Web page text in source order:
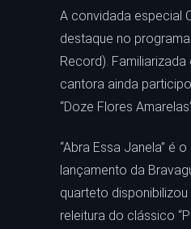
A convidada especial
destaque no
Record). Familiarizada
cantora ainda
“Doze Flores
“Abra Essa Janela” é
lançamento da
quarteto
releitura do clássico